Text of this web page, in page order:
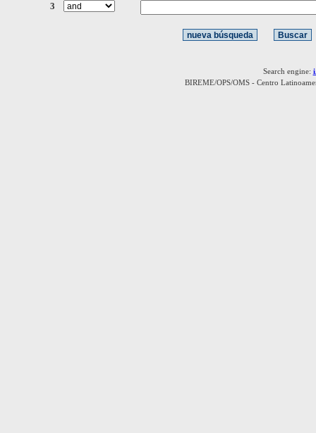
3
Search engine:
BIREME/OPS/OMS - Centro